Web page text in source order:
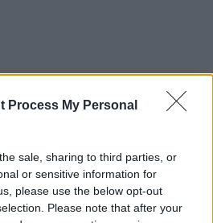
Process My Personal
sale, sharing to third parties, or
or sensitive information for
please use the below opt-out
Please note that after your